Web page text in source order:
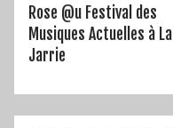
Rose @u Festival des
Musiques Actuelles à La
Jarrie